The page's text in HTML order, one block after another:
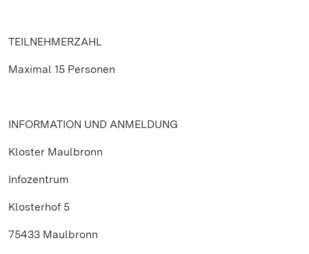
TEILNEHMERZAHL
Maximal 15 Personen
INFORMATION UND ANMELDUNG
Kloster Maulbronn
Infozentrum
Klosterhof 5
75433 Maulbronn